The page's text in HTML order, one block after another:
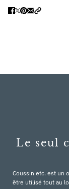
Le seul
Coussin etc. est un
être utilisé tout au